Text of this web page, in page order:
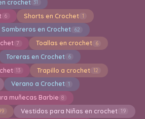
crochet 31
6 Shorts en Crochet 1
Sombreros en Crochet 62
7 Toallas en crochet 6
Toreras en Crochet 6
13 Trapillo a crochet 12
Verano a Crochet 1
muñecas Barbie 8
Vestidos para Niñas en crochet 19